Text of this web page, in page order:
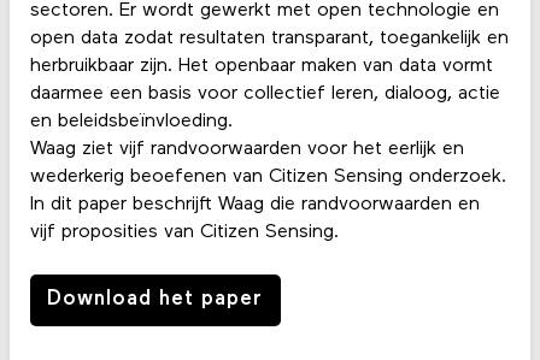
sectoren. Er wordt gewerkt met open technologie en
open data zodat resultaten transparant, toegankelijk en
herbruikbaar zijn. Het openbaar maken van data vormt
daarmee een basis voor collectief leren, dialoog, actie
en beleidsbeïnvloeding.
Waag ziet vijf randvoorwaarden voor het eerlijk en
wederkerig beoefenen van Citizen Sensing onderzoek.
In dit paper beschrijft Waag die randvoorwaarden en
vijf proposities van Citizen Sensing.
Download het paper